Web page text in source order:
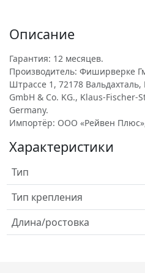
Описание
Гарантия: 12 месяцев.
Производитель: Фиширверке
Штрассе 1, 72178
GmbH & Co. KG., Klaus-Fischer-
Germany.
Импортёр: ООО «Рейвен
Характеристики
Тип
Тип крепления
Длина/ростовка